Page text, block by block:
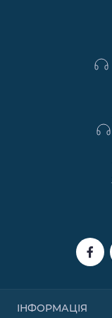
ІНФОРМАЦІЯ